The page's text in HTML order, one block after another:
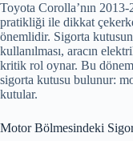
Toyota Corolla’nın
pratikliği ile dikkat
önemlidir. Sigorta
kullanılması, aracın
kritik rol oynar. Bu
sigorta kutusu bulunur:
kutular.
Motor Bölmesindeki